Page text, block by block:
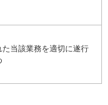
た当該業務を適切に遂行